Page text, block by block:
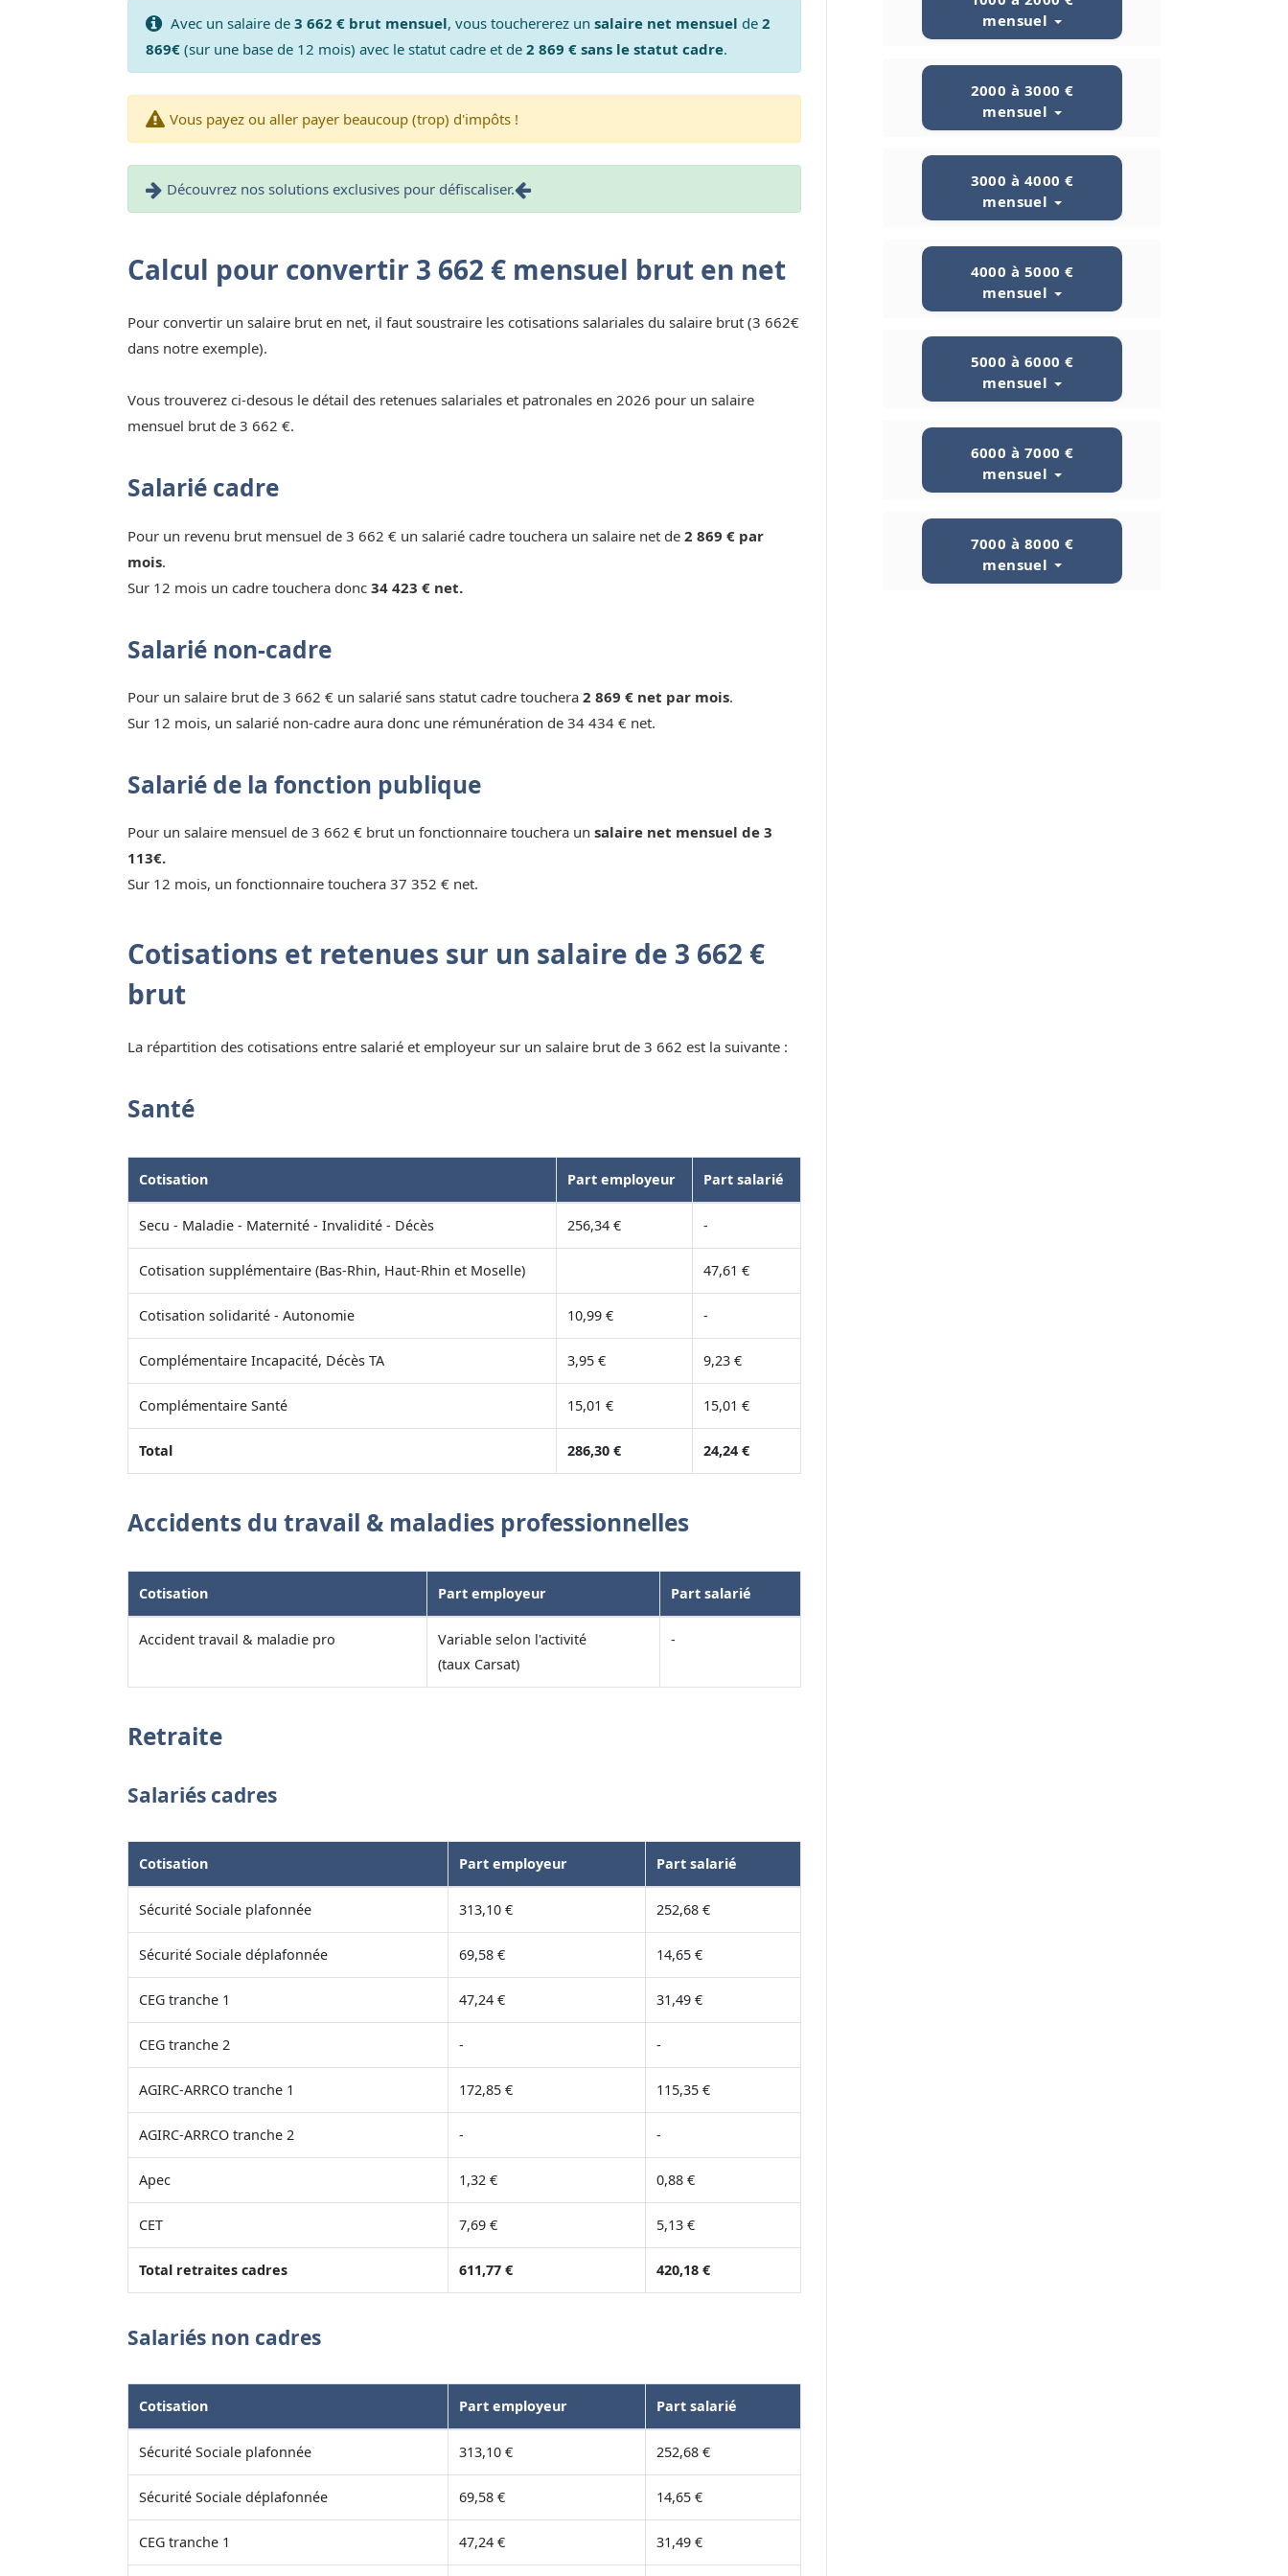
Avec un salaire de 3 662 € brut mensuel, vous touchererez un salaire net mensuel de 2
869€(sur une base de 12 mois) avec le statut cadre et de 2 869 € sans le statut cadre.
Vous payez ou aller payer beaucoup (trop) d'impôts !
Découvrez nos solutions exclusives pour défiscaliser.
Calcul pour convertir 3 662 € mensuel brut en net
Pour convertir un salaire brut en net, il faut soustraire les cotisations salariales du salaire brut (3 662€
dans notre exemple).
Vous trouverez ci-desous le détail des retenues salariales et patronales en 2026 pour un salaire
mensuel brut de 3 662 €.
Salarié cadre
Pour un revenu brut mensuel de 3 662 € un salarié cadre touchera un salaire net de 2 869 € par
mois.
Sur 12 mois un cadre touchera donc 34 423 € net.
Salarié non-cadre
Pour un salaire brut de 3 662 € un salarié sans statut cadre touchera 2 869 € net par mois.
Sur 12 mois, un salarié non-cadre aura donc une rémunération de 34 434 € net.
Salarié de la fonction publique
Pour un salaire mensuel de 3 662 € brut un fonctionnaire touchera un salaire net mensuel de 3
113€.
Sur 12 mois, un fonctionnaire touchera 37 352 € net.
Cotisations et retenues sur un salaire de 3 662 €
brut
La répartition des cotisations entre salarié et employeur sur un salaire brut de 3 662 est la suivante :
Santé
Cotisation Part employeur Part salarié
Secu - Maladie - Maternité - Invalidité - Décès 256,34 € -
Cotisation supplémentaire (Bas-Rhin, Haut-Rhin et Moselle) 47,61 €
Cotisation solidarité - Autonomie 10,99 € -
Complémentaire Incapacité, Décès TA 3,95 € 9,23 €
Complémentaire Santé 15,01 € 15,01 €
Total 286,30 € 24,24 €
Accidents du travail & maladies professionnelles
Cotisation Part employeur Part salarié
Accident travail & maladie pro
Variable selon l'activité
(taux Carsat)
-
Retraite
Salariés cadres
Cotisation Part employeur Part salarié
Sécurité Sociale plafonnée 313,10 € 252,68 €
Sécurité Sociale déplafonnée 69,58 € 14,65 €
CEG tranche 1 47,24 € 31,49 €
CEG tranche 2 - -
AGIRC-ARRCO tranche 1 172,85 € 115,35 €
AGIRC-ARRCO tranche 2 - -
Apec 1,32 € 0,88 €
CET 7,69 € 5,13 €
Total retraites cadres 611,77 € 420,18 €
Salariés non cadres
Cotisation Part employeur Part salarié
Sécurité Sociale plafonnée 313,10 € 252,68 €
Sécurité Sociale déplafonnée 69,58 € 14,65 €
CEG tranche 1 47,24 € 31,49 €
mensuel
2000 à 3000 €
mensuel
3000 à 4000 €
mensuel
4000 à 5000 €
mensuel
5000 à 6000 €
mensuel
6000 à 7000 €
mensuel
7000 à 8000 €
mensuel